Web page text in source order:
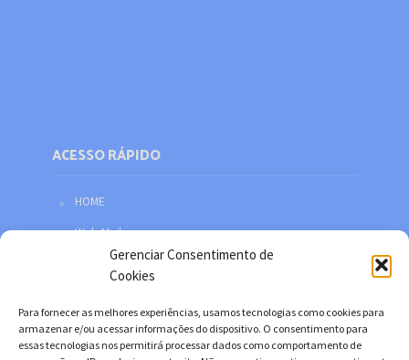
Gerenciar Consentimento de
Cookies
Para fornecer as melhores experiências, usamos tecnologias como cookies para
armazenar e/ou acessar informações do dispositivo. O consentimento para
essas tecnologias nos permitirá processar dados como comportamento de
ACESSO RÁPIDO
HOME
Web Mail
Política de privacidade
Facebook
Twitter